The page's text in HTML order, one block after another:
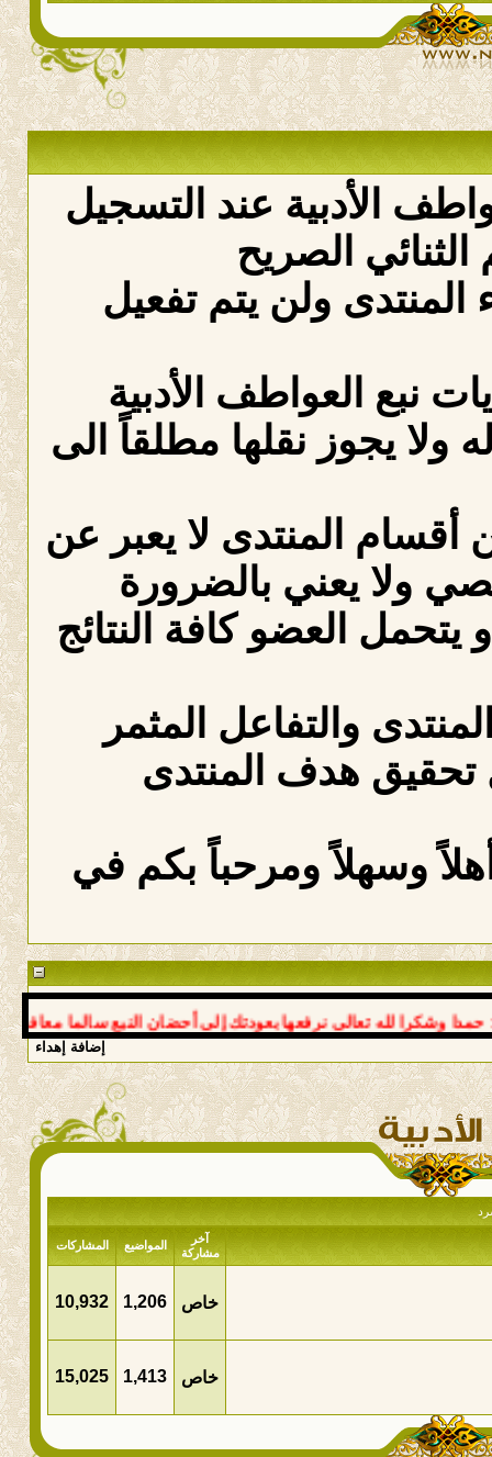
الأدبية عند التسجيل
الصريح
ولن يتم تفعيل
نبع العواطف الأدبية
ولا يجوز نقلها مطلقاً الى
المنتدى لا يعبر عن
ولا يعني بالضرورة
العضو كافة النتائج
والتفاعل المثمر
هدف المنتدى
وسهلاً ومرحباً بكم في
لله تعالى نرفعها بعودتك إلى أحضان النبع سالما معافى د
إضافة إهداء
آخر
مشاركة
المواضيع المشاركات
خاص 1,206
10,932
خاص 1,413
15,025